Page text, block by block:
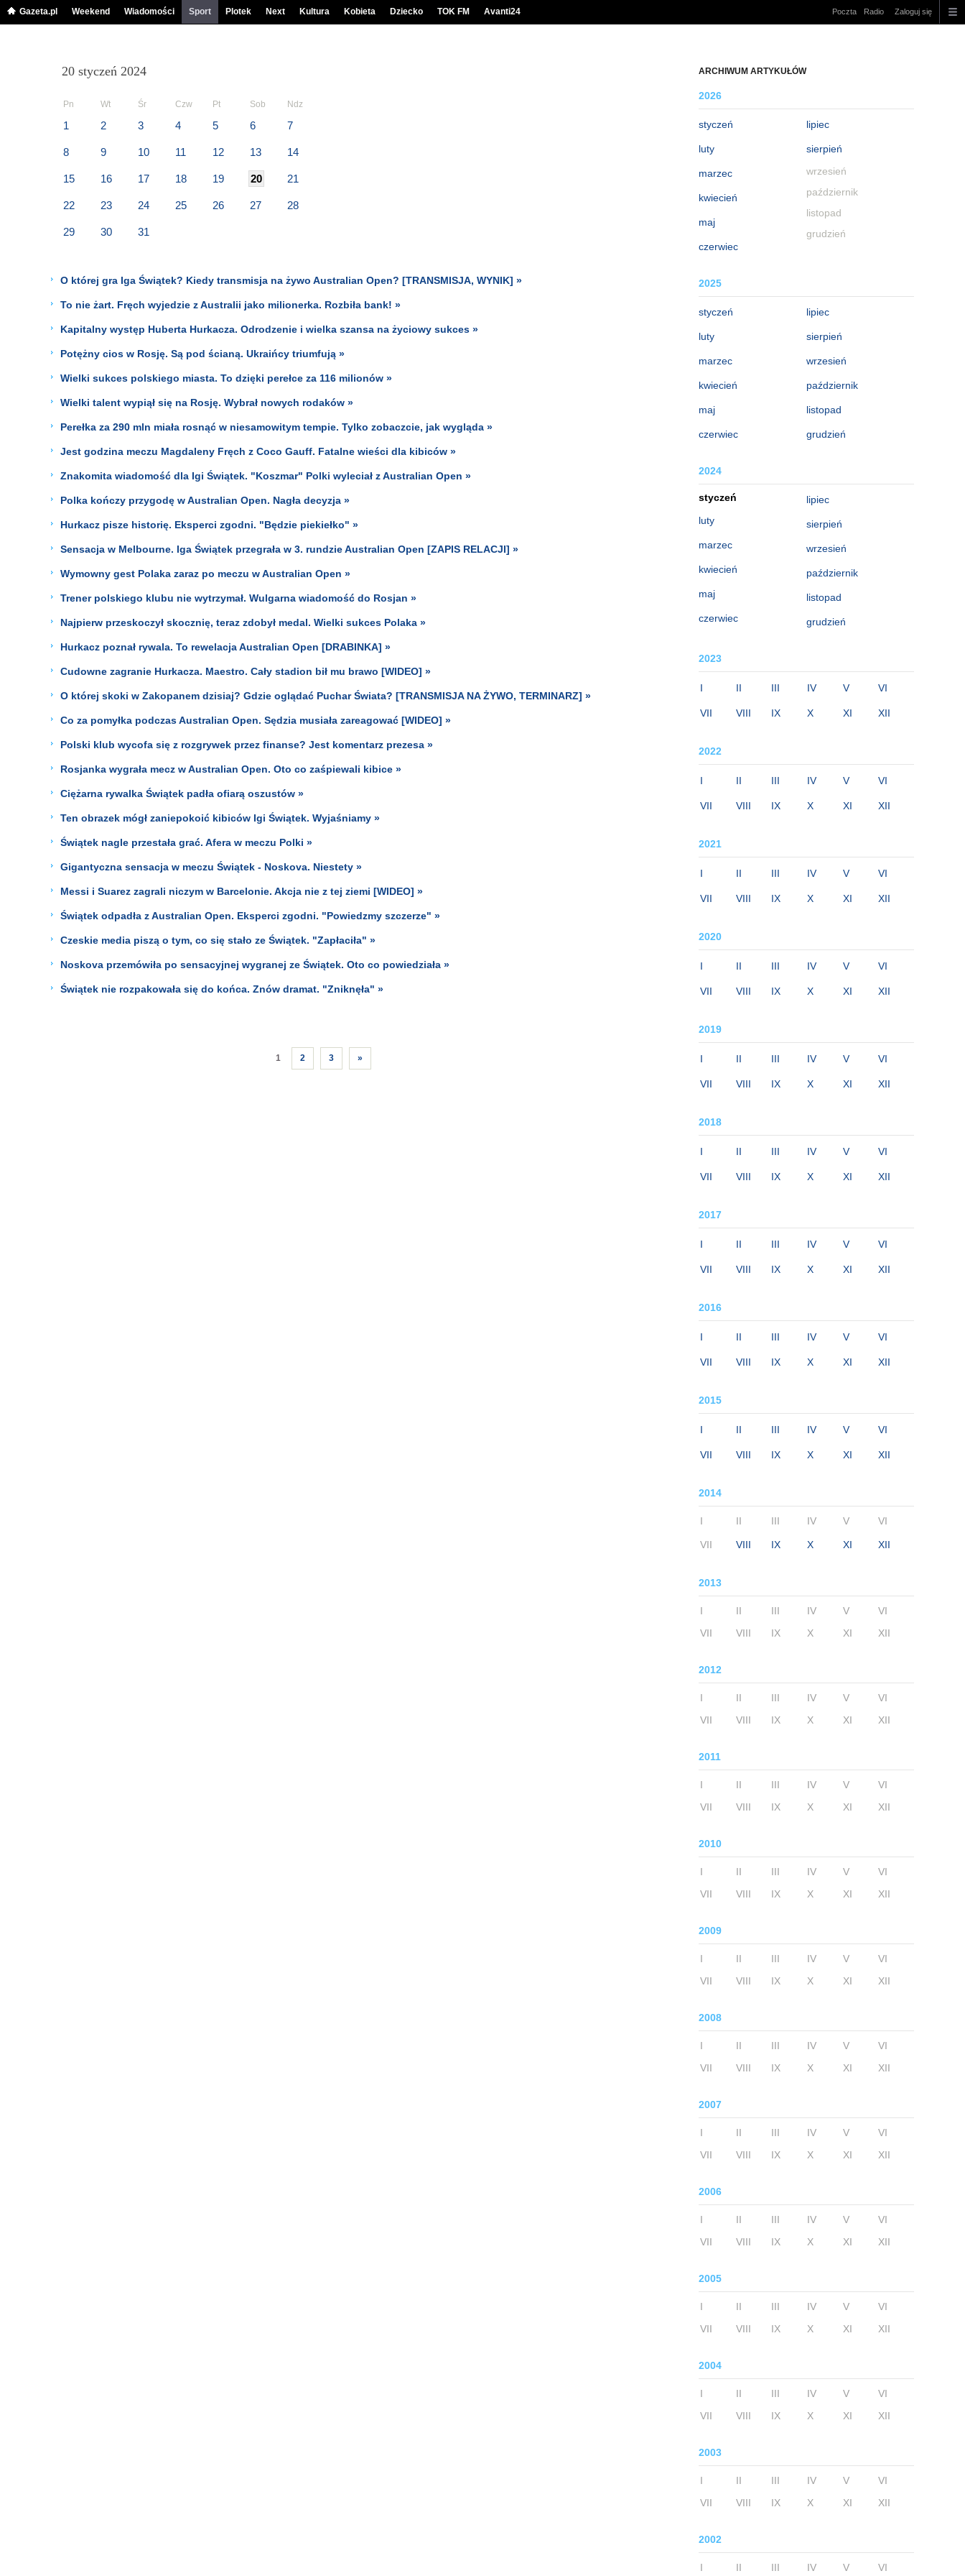
Gazeta.pl Weekend Wiadomości Sport Plotek Next Kultura Kobieta Dziecko TOK FM Avanti24 Poczta Radio Zaloguj się
ARCHIWUM ARTYKUŁÓW
2026
styczeń
luty
marzec
kwiecień
maj
czerwiec
lipiec
sierpień
wrzesień
październik
listopad
grudzień
2025
styczeń
luty
marzec
kwiecień
maj
czerwiec
lipiec
sierpień
wrzesień
październik
listopad
grudzień
2024
styczeń
luty
marzec
kwiecień
maj
czerwiec
lipiec
sierpień
wrzesień
październik
listopad
grudzień
2023
I II III IV V VI
VII VIII IX X XI XII
2022
I II III IV V VI
VII VIII IX X XI XII
2021
I II III IV V VI
VII VIII IX X XI XII
2020
I II III IV V VI
VII VIII IX X XI XII
2019
I II III IV V VI
VII VIII IX X XI XII
2018
I II III IV V VI
VII VIII IX X XI XII
2017
I II III IV V VI
VII VIII IX X XI XII
2016
I II III IV V VI
VII VIII IX X XI XII
2015
I II III IV V VI
VII VIII IX X XI XII
2014
I II III IV V VI
VII VIII IX X XI XII
2013
I II III IV V
VI
VII
VIII IX X XI XII
2012
I II III IV V
VI
VII
VIII IX X XI XII
2011
I II III IV V
VI
VII
VIII IX X XI XII
2010
I II III IV V
VI
VII
VIII IX X XI XII
2009
I II III IV V
VI
VII
VIII IX X XI XII
2008
I II III IV V
VI
VII
VIII IX X XI XII
2007
I II III IV V
VI
VII
VIII IX X XI XII
2006
I II III IV V
VI
VII
VIII IX X XI XII
2005
I II III IV V
VI
VII
VIII IX X XI XII
2004
I II III IV V
VI
VII
VIII IX X XI XII
2003
I II III IV V
VI
VII
VIII IX X XI XII
2002
I II III IV V VI
20 styczeń 2024
Pn Wt Śr Czw Pt Sob Ndz
1 2 3 4 5 6 7
8 9 10 11 12 13 14
15 16 17 18 19 20 21
22 23 24 25 26 27 28
29 30 31
O której gra Iga Świątek? Kiedy transmisja na żywo Australian Open? [TRANSMISJA, WYNIK] »
To nie żart. Fręch wyjedzie z Australii jako milionerka. Rozbiła bank! »
Kapitalny występ Huberta Hurkacza. Odrodzenie i wielka szansa na życiowy sukces »
Potężny cios w Rosję. Są pod ścianą. Ukraińcy triumfują »
Wielki sukces polskiego miasta. To dzięki perełce za 116 milionów »
Wielki talent wypiął się na Rosję. Wybrał nowych rodaków »
Perełka za 290 mln miała rosnąć w niesamowitym tempie. Tylko zobaczcie, jak wygląda »
Jest godzina meczu Magdaleny Fręch z Coco Gauff. Fatalne wieści dla kibiców »
Znakomita wiadomość dla Igi Świątek. "Koszmar" Polki wyleciał z Australian Open »
Polka kończy przygodę w Australian Open. Nagła decyzja »
Hurkacz pisze historię. Eksperci zgodni. "Będzie piekiełko" »
Sensacja w Melbourne. Iga Świątek przegrała w 3. rundzie Australian Open [ZAPIS RELACJI] »
Wymowny gest Polaka zaraz po meczu w Australian Open »
Trener polskiego klubu nie wytrzymał. Wulgarna wiadomość do Rosjan »
Najpierw przeskoczył skocznię, teraz zdobył medal. Wielki sukces Polaka »
Hurkacz poznał rywala. To rewelacja Australian Open [DRABINKA] »
Cudowne zagranie Hurkacza. Maestro. Cały stadion bił mu brawo [WIDEO] »
O której skoki w Zakopanem dzisiaj? Gdzie oglądać Puchar Świata? [TRANSMISJA NA ŻYWO, TERMINARZ] »
Co za pomyłka podczas Australian Open. Sędzia musiała zareagować [WIDEO] »
Polski klub wycofa się z rozgrywek przez finanse? Jest komentarz prezesa »
Rosjanka wygrała mecz w Australian Open. Oto co zaśpiewali kibice »
Ciężarna rywalka Świątek padła ofiarą oszustów »
Ten obrazek mógł zaniepokoić kibiców Igi Świątek. Wyjaśniamy »
Świątek nagle przestała grać. Afera w meczu Polki »
Gigantyczna sensacja w meczu Świątek - Noskova. Niestety »
Messi i Suarez zagrali niczym w Barcelonie. Akcja nie z tej ziemi [WIDEO] »
Świątek odpadła z Australian Open. Eksperci zgodni. "Powiedzmy szczerze" »
Czeskie media piszą o tym, co się stało ze Świątek. "Zapłaciła" »
Noskova przemówiła po sensacyjnej wygranej ze Świątek. Oto co powiedziała »
Świątek nie rozpakowała się do końca. Znów dramat. "Zniknęła" »
1 2 3 »